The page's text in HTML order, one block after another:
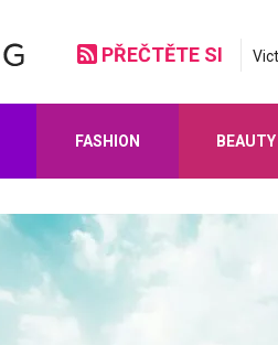
PŘEČTĚTE SI
FASHION BEAUTY